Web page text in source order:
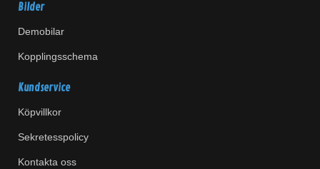
Bilder
Demobilar
Kopplingsschema
Kundservice
Köpvillkor
Sekretesspolicy
Kontakta oss